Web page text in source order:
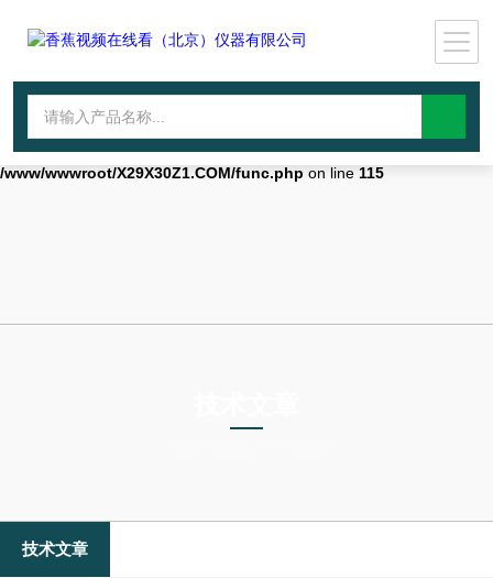
Warning: mkdir(): No space left on device in
file_put_contents(./cachefile_yuan/qhdybl.com/cache/15/c3375/
failed to open stream: No such file or directory in
/www/wwwroot/X29X30Z1.COM/func.php on line 115
技术文章